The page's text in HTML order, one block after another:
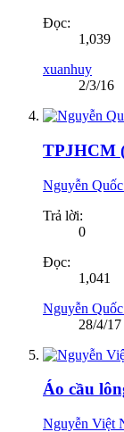
Đọc:
1,039
xuanhuy
2/3/16
TPJHCM
Nguyễn
Trả lời:
0
Đọc:
1,041
Nguyễn
28/4/17
Áo cầu
Nguyễn Việt